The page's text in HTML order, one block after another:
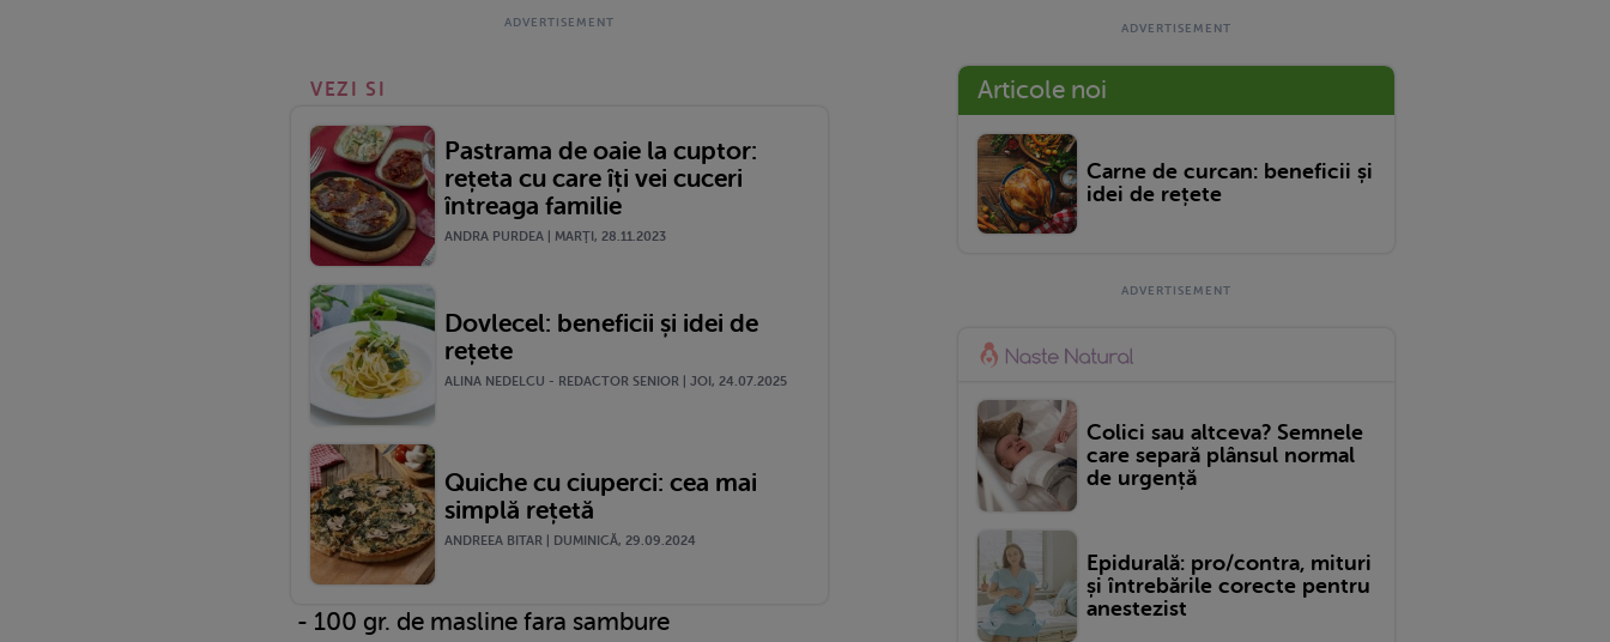
VEZI SI
Pastrama de oaie la cuptor:
rețeta cu care îți vei cuceri
întreaga familie
ANDRA PURDEA | MARŢI, 28.11.2023
Dovlecel: beneficii și idei de
rețete
ALINA NEDELCU - REDACTOR SENIOR | JOI, 24.07.2025
Quiche cu ciuperci: cea mai
simplă rețetă
ANDREEA BITAR | DUMINICĂ, 29.09.2024
- 100 gr. de masline fara sambure
Articole noi
Carne de curcan: beneficii și
idei de rețete
Colici sau altceva? Semnele
care separă plânsul normal
de urgență
Epidurală: pro/contra, mituri
și întrebările corecte pentru
anestezist